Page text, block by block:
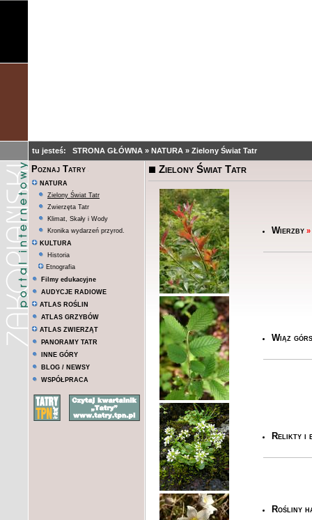
tu jesteś: STRONA GŁÓWNA » NATURA » Zielony Świat Tatr
Poznaj Tatry
NATURA
Zielony Świat Tatr
Zwierzęta Tatr
Klimat, Skały i Wody
Kronika wydarzeń przyrod.
KULTURA
Historia
Etnografia
Filmy edukacyjne
AUDYCJE RADIOWE
ATLAS ROŚLIN
ATLAS GRZYBÓW
ATLAS ZWIERZĄT
PANORAMY TATR
INNE GÓRY
BLOG / NEWSY
WSPÓŁPRACA
Zielony Świat Tatr
Wierzby »
Wiąz
Relikty i
Rośliny